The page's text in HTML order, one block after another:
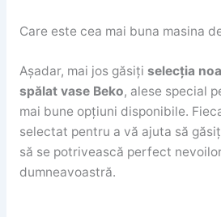
Care este cea mai buna masina
Așadar, mai jos găsiți selecția
spălat vase Beko, alese special
mai bune opțiuni disponibile.
selectat pentru a vă ajuta să
să se potrivească perfect
dumneavoastră.